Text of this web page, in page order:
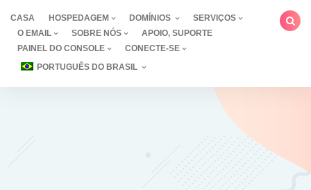
para
conteúdo
CASA HOSPEDAGEM DOMÍNIOS
SERVIÇOS
O EMAIL
SOBRE NÓS
APOIO, SUPORTE
PAINEL DO CONSOLE
CONECTE-SE
PORTUGUÊS DO BRASIL